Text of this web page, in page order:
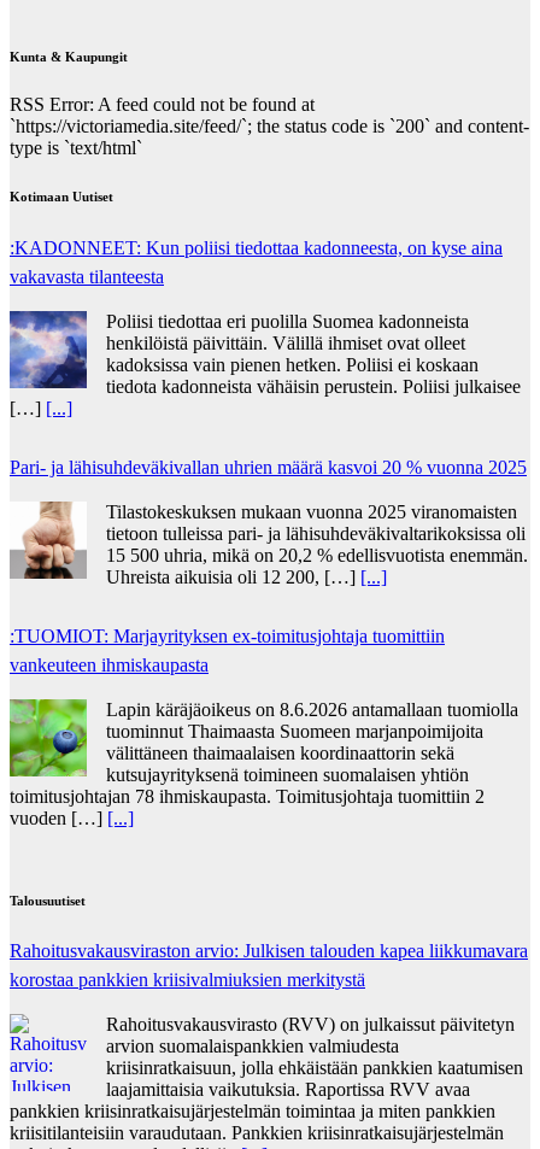
Kunta & Kaupungit
RSS Error: A feed could not be found at
`https://victoriamedia.site/feed/`; the status code is `200` and content-
type is `text/html`
Kotimaan Uutiset
:KADONNEET: Kun poliisi tiedottaa kadonneesta, on kyse aina
vakavasta tilanteesta
Poliisi tiedottaa eri puolilla Suomea kadonneista
henkilöistä päivittäin. Välillä ihmiset ovat olleet
kadoksissa vain pienen hetken. Poliisi ei koskaan
tiedota kadonneista vähäisin perustein. Poliisi julkaisee
[…] [...]
Pari- ja lähisuhdeväkivallan uhrien määrä kasvoi 20 % vuonna 2025
Tilastokeskuksen mukaan vuonna 2025 viranomaisten
tietoon tulleissa pari- ja lähisuhdeväkivaltarikoksissa oli
15 500 uhria, mikä on 20,2 % edellisvuotista enemmän.
Uhreista aikuisia oli 12 200, […] [...]
:TUOMIOT: Marjayrityksen ex-toimitusjohtaja tuomittiin
vankeuteen ihmiskaupasta
Lapin käräjäoikeus on 8.6.2026 antamallaan tuomiolla
tuominnut Thaimaasta Suomeen marjanpoimijoita
välittäneen thaimaalaisen koordinaattorin sekä
kutsujayrityksenä toimineen suomalaisen yhtiön
toimitusjohtajan 78 ihmiskaupasta. Toimitusjohtaja tuomittiin 2
vuoden […] [...]
Talousuutiset
Rahoitusvakausviraston arvio: Julkisen talouden kapea liikkumavara
korostaa pankkien kriisivalmiuksien merkitystä
Rahoitusvakausvirasto (RVV) on julkaissut päivitetyn
arvion suomalaispankkien valmiudesta
kriisinratkaisuun, jolla ehkäistään pankkien kaatumisen
laajamittaisia vaikutuksia. Raportissa RVV avaa
pankkien kriisinratkaisujärjestelmän toimintaa ja miten pankkien
kriisitilanteisiin varaudutaan. Pankkien kriisinratkaisujärjestelmän